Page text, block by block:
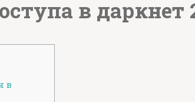
в даркнет
в